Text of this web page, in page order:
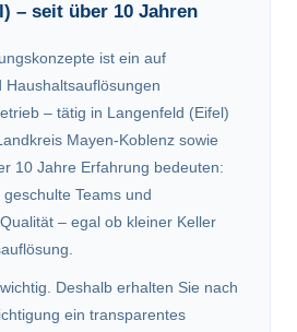
– seit über 10 Jahren
ist ein auf
Haushaltsauflösungen
– tätig in Langenfeld (Eifel)
Mayen-Koblenz sowie
10 Jahre Erfahrung bedeuten:
Teams und
– egal ob kleiner Keller
Deshalb erhalten Sie nach
ein transparentes